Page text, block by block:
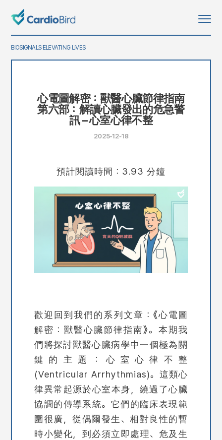
BIOSIGNALS ELEVATING LIVES
心電圖解密：獸醫心臟節律指南
第六部：解讀心臟發出的危急警
訊 – 心室心律不整
2025-12-18
預計閱讀時間：3.93 分鐘
歡迎回到我們的系列文章：《心電圖
解密：獸醫心臟節律指南》。本期我
們將探討獸醫心臟病學中一個極為關
鍵的主題：心室心律不整
(Ventricular Arrhythmias)。這類心
律異常起源於心室本身，繞過了心臟
協調的傳導系統。它們的臨床表現範
圍很廣，從偶爾發生、相對良性的暫
時小變化，到必須立即處理、危及生